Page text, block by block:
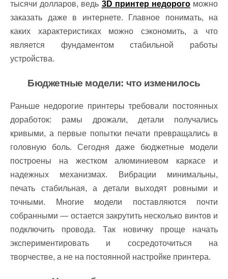
тысячи долларов, ведь 3D принтер недорогоможно
заказать даже в интернете. Главное понимать, на
каких характеристиках можно сэкономить, а что
является фундаментом стабильной работы
устройства.
Бюджетные модели: что изменилось
Раньше недорогие принтеры требовали постоянных
доработок: рамы дрожали, детали получались
кривыми, а первые попытки печати превращались в
головную боль. Сегодня даже бюджетные модели
построены на жестком алюминиевом каркасе и
надежных механизмах. Вибрации минимальны,
печать стабильная, а детали выходят ровными и
точными. Многие модели поставляются почти
собранными — остается закрутить несколько винтов и
подключить провода. Так новичку проще начать
экспериментировать и сосредоточиться на
творчестве, а не на постоянной настройке принтера.